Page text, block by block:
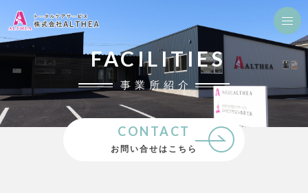
FACILITIES
事業所紹介
CONTACT
お問い合せはこちら